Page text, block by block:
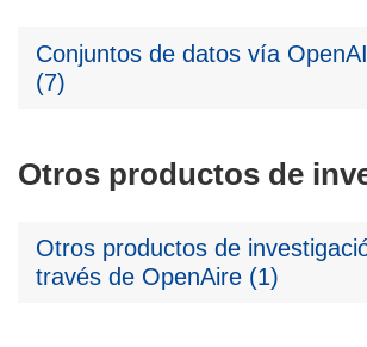
Conjuntos de datos vía
(7)
Otros productos de
Otros productos de
través de OpenAire (1)